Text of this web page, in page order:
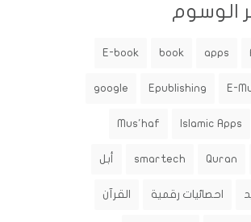
الوسوم
apps
book
E-book
E-
Epublishing
google
Islamic Apps
Mus'haf
Quran
smartech أبل
احصائيات رقمية القرآن